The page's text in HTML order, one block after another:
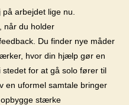
arbejdet lige nu.
når du holder
Du finder nye måder
hvor din hjælp gør en
for at gå solo fører til
en uformel samtale bringer
stærke